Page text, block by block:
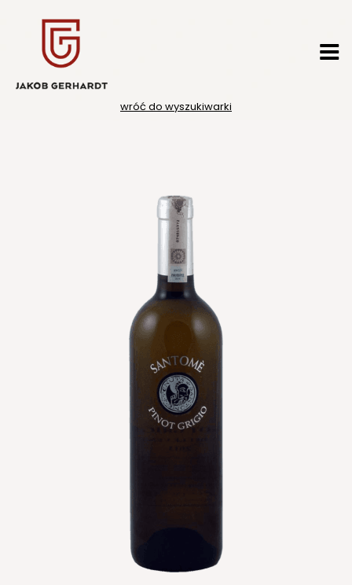
wróć do wyszukiwarki